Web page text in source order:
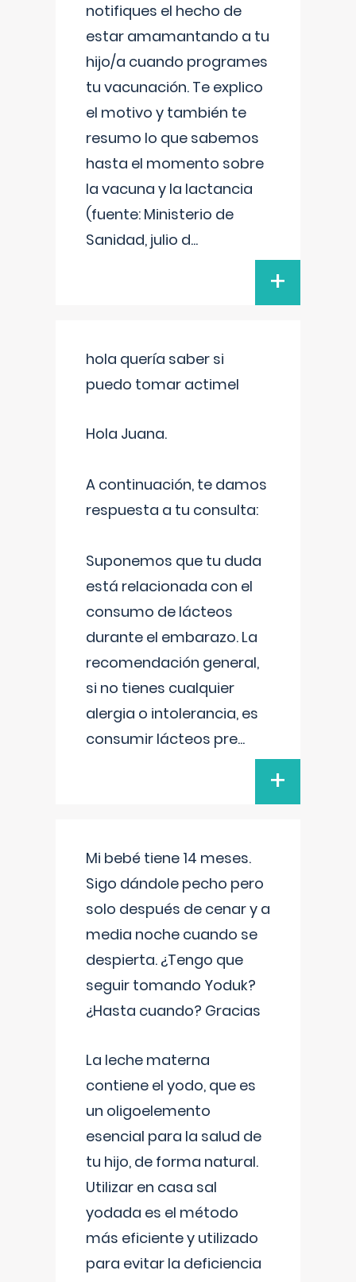
notifiques el hecho de
estar amamantando a tu
hijo/a cuando programes
tu vacunación. Te explico
el motivo y también te
resumo lo que sabemos
hasta el momento sobre
la vacuna y la lactancia
(fuente: Ministerio de
Sanidad, julio d...
+
hola quería saber si
puedo tomar actimel
Hola Juana.
A continuación, te damos
respuesta a tu consulta:
Suponemos que tu duda
está relacionada con el
consumo de lácteos
durante el embarazo. La
recomendación general,
si no tienes cualquier
alergia o intolerancia, es
consumir lácteos pre...
+
Mi bebé tiene 14 meses.
Sigo dándole pecho pero
solo después de cenar y a
media noche cuando se
despierta. ¿Tengo que
seguir tomando Yoduk?
¿Hasta cuando? Gracias
La leche materna
contiene el yodo, que es
un oligoelemento
esencial para la salud de
tu hijo, de forma natural.
Utilizar en casa sal
yodada es el método
más eficiente y utilizado
para evitar la deficiencia